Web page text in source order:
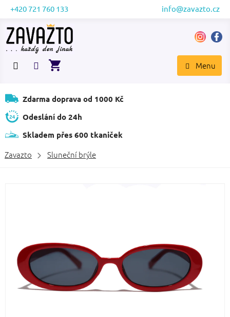
Přejít
obsah
+420 721 760 133 info@zavazto.cz
NÁKUPNÍ
Zdarma doprava od 1000 Kč
Odeslání do 24h
Skladem přes 600 tkaniček
Zavazto Sluneční brýle